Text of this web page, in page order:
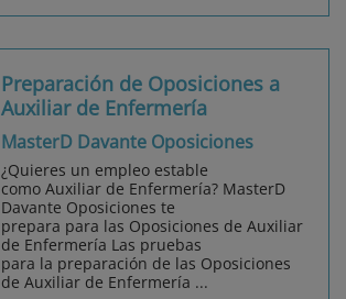
Preparación de Oposiciones a
Auxiliar de Enfermería
MasterD Davante Oposiciones
¿Quieres un empleo estable
como Auxiliar de Enfermería? MasterD
Davante Oposiciones te
prepara para las Oposiciones de Auxiliar
de Enfermería Las pruebas
para la preparación de las Oposiciones
de Auxiliar de Enfermería ...